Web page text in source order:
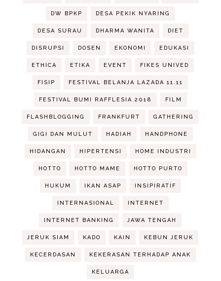
DW BPKP DESA PEKIK NYARING
DESA SURAU DHARMA WANITA DIET
DISRUPSI DOSEN EKONOMI EDUKASI
ETHICA ETIKA EVENT FIKES UNIVED
FISIP FESTIVAL BELANJA LAZADA 11.11
FESTIVAL BUMI RAFFLESIA 2018 FILM
FLASHBLOGGING FRANKFURT GATHERING
GIGI DAN MULUT HADIAH HANDPHONE
HIDANGAN HIPERTENSI HOME INDUSTRI
HOTTO HOTTO MAME HOTTO PURTO
HUKUM IKAN ASAP INSIPIRATIF
INTERNASIONAL INTERNET
INTERNET BANKING JAWA TENGAH
JERUK SIAM KADO KAIN KEBUN JERUK
KECERDASAN KEKERASAN TERHADAP ANAK
KELUARGA